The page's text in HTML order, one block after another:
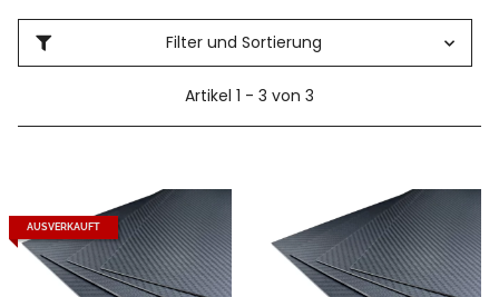
Filter und Sortierung
Artikel 1 - 3 von 3
AUSVERKAUFT